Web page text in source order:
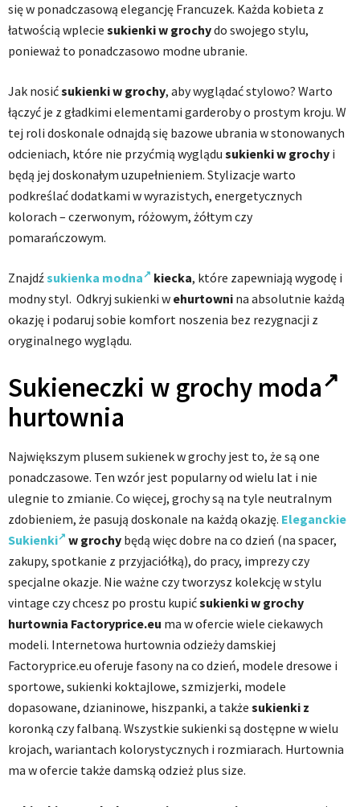
się w ponadczasową elegancję Francuzek. Każda kobieta z
łatwością wplecie sukienki w grochydo swojego stylu,
ponieważ to ponadczasowo modne ubranie.
Jak nosićsukienki w grochy, aby wyglądać stylowo? Warto
łączyć je z gładkimi elementami garderoby o prostym kroju. W
tej roli doskonale odnajdą się bazowe ubrania w stonowanych
odcieniach, które nie przyćmią wyglądu sukienki w grochy i
będą jej doskonałym uzupełnieniem. Stylizacje warto
podkreślać dodatkami w wyrazistych, energetycznych
kolorach – czerwonym, różowym, żółtym czy
pomarańczowym.
Znajdźsukienka modna kiecka, które zapewniają wygodę i
modny styl. Odkryj sukienki w ehurtowni na absolutnie każdą
okazję i podaruj sobie komfort noszenia bez rezygnacji z
oryginalnego wyglądu.
Sukieneczki w grochy moda
hurtownia
Największym plusem sukienek w grochy jest to, że są one
ponadczasowe. Ten wzór jest popularny od wielu lat i nie
ulegnie to zmianie. Co więcej, grochy są na tyle neutralnym
zdobieniem, że pasują doskonale na każdą okazję. Eleganckie
Sukienki
w grochy będą więc dobre na co dzień (na spacer,
zakupy, spotkanie z przyjaciółką), do pracy, imprezy czy
specjalne okazje. Nie ważne czy tworzysz kolekcję w stylu
vintage czy chcesz po prostu kupićsukienki w grochy
hurtownia Factoryprice.eu ma w ofercie wiele ciekawych
modeli. Internetowa hurtownia odzieży damskiej
Factoryprice.eu oferuje fasony na co dzień, modele dresowe i
sportowe, sukienki koktajlowe, szmizjerki, modele
dopasowane, dzianinowe, hiszpanki, a także sukienki z
koronką czy falbaną. Wszystkie sukienki są dostępne w wielu
krojach, wariantach kolorystycznych i rozmiarach. Hurtownia
ma w ofercie także damską odzież plus size.